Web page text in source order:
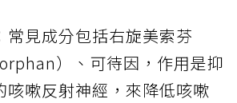
常見成分包括右旋美索芬
）、可待因，作用是抑
咳嗽反射神經，來降低咳嗽